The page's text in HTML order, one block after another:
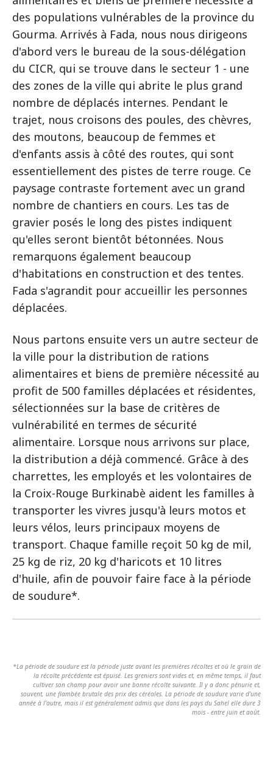
des populations vulnérables de la province du
Gourma. Arrivés à Fada, nous nous dirigeons
d'abord vers le bureau de la sous-délégation
du CICR, qui se trouve dans le secteur 1 - une
des zones de la ville qui abrite le plus grand
nombre de déplacés internes. Pendant le
trajet, nous croisons des poules, des chèvres,
des moutons, beaucoup de femmes et
d'enfants assis à côté des routes, qui sont
essentiellement des pistes de terre rouge. Ce
paysage contraste fortement avec un grand
nombre de chantiers en cours. Les tas de
gravier posés le long des pistes indiquent
qu'elles seront bientôt bétonnées. Nous
remarquons également beaucoup
d'habitations en construction et des tentes.
Fada s'agrandit pour accueillir les personnes
déplacées.
Nous partons ensuite vers un autre secteur de
la ville pour la distribution de rations
alimentaires et biens de première nécessité au
profit de 500 familles déplacées et résidentes,
sélectionnées sur la base de critères de
vulnérabilité en termes de sécurité
alimentaire. Lorsque nous arrivons sur place,
la distribution a déjà commencé. Grâce à des
charrettes, les employés et les volontaires de
la Croix-Rouge Burkinabè aident les familles à
transporter les vivres jusqu'à leurs motos et
leurs vélos, leurs principaux moyens de
transport. Chaque famille reçoit 50 kg de mil,
25 kg de riz, 20 kg d'haricots et 10 litres
d'huile, afin de pouvoir faire face à la période
de soudure*.
*La période de soudure est la période juste avant les premières récoltes et où le grain de
la récolte précédente est épuisé. Les greniers sont vides et, en même temps, il faut
cultiver son champ pour avoir une bonne récolte suivante. Il y a donc pénurie et,
souvent, une flambée brutale des prix des céréales. La période de soudure varie d'une
année à l'autre, mais il est généralement admis que dans les pays du Sahel elle dure 3
mois - entre juin et août.